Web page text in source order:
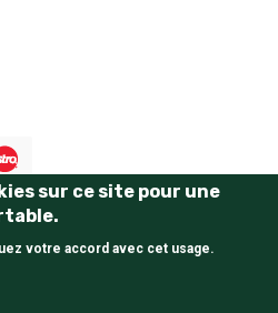
sur ce site pour une
votre accord avec cet usage.